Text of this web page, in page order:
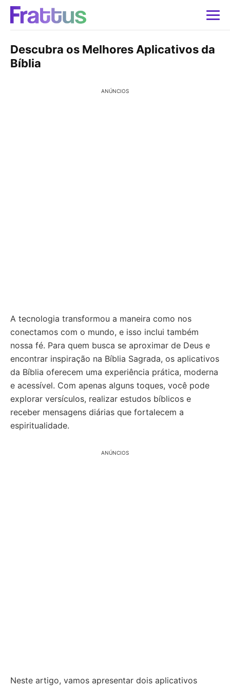
Descubra os Melhores Aplicativos da
Bíblia
ANÚNCIOS
A tecnologia transformou a maneira como nos
conectamos com o mundo, e isso inclui também
nossa fé. Para quem busca se aproximar de Deus e
encontrar inspiração na Bíblia Sagrada, os aplicativos
da Bíblia oferecem uma experiência prática, moderna
e acessível. Com apenas alguns toques, você pode
explorar versículos, realizar estudos bíblicos e
receber mensagens diárias que fortalecem a
espiritualidade.
ANÚNCIOS
Neste artigo, vamos apresentar dois aplicativos